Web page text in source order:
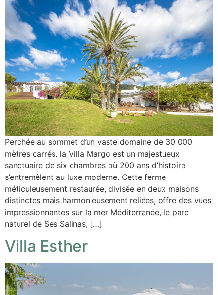
Perchée au sommet d’un vaste domaine de 30 000
mètres carrés, la Villa Margo est un majestueux
sanctuaire de six chambres où 200 ans d’histoire
s’entremêlent au luxe moderne. Cette ferme
méticuleusement restaurée, divisée en deux maisons
distinctes mais harmonieusement reliées, offre des vues
impressionnantes sur la mer Méditerranée, le parc
naturel de Ses Salinas, […]
Villa Esther